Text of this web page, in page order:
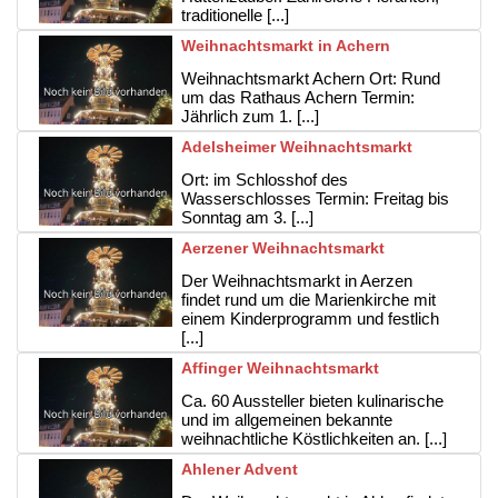
traditionelle [...]
Weihnachtsmarkt in Achern
Weihnachtsmarkt Achern Ort: Rund
um das Rathaus Achern Termin:
Jährlich zum 1. [...]
Adelsheimer Weihnachtsmarkt
Ort: im Schlosshof des
Wasserschlosses Termin: Freitag bis
Sonntag am 3. [...]
Aerzener Weihnachtsmarkt
Der Weihnachtsmarkt in Aerzen
findet rund um die Marienkirche mit
einem Kinderprogramm und festlich
[...]
Affinger Weihnachtsmarkt
Ca. 60 Aussteller bieten kulinarische
und im allgemeinen bekannte
weihnachtliche Köstlichkeiten an. [...]
Ahlener Advent